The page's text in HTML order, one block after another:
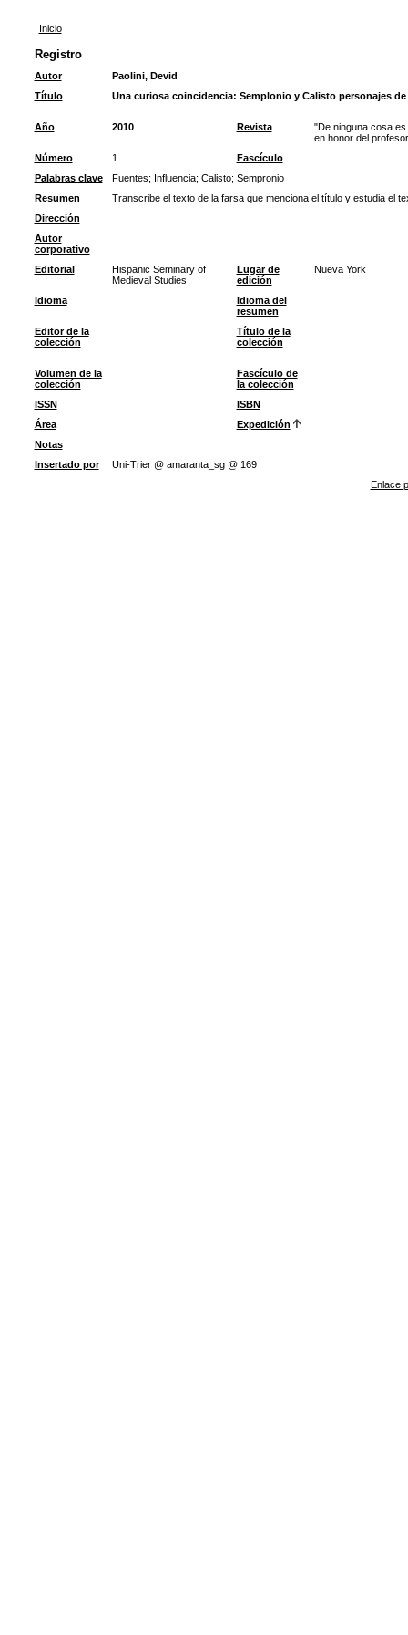
Inicio
Registro
Autor
Paolini, Devid
Título
Una curiosa coincidencia: Semplonio y Calisto personajes
Año 2010 Revista
"De ninguna cosa
en honor del
Número
1
Fascículo
Palabras clave
Fuentes; Influencia; Calisto; Sempronio
Resumen
Transcribe el texto de la farsa que menciona el título y estudia el
Dirección
Autor
corporativo
Editorial
Hispanic Seminary of
Medieval Studies
Lugar de
edición
Nueva York
Idioma
Idioma del
resumen
Editor de la
colección
Título de la
colección
Volumen de la
colección
Fascículo de
la colección
ISSN
ISBN
Área
Expedición
Notas
Insertado por
Uni-Trier @ amaranta_sg @ 169
Enlace